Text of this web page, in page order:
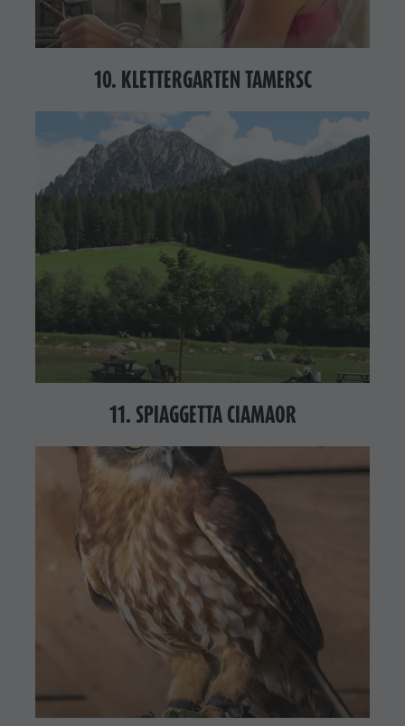
10. KLETTERGARTEN TAMERSC
11. SPIAGGETTA CIAMAOR